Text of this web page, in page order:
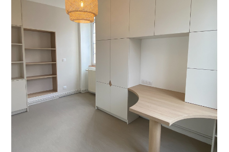
PROJETS SIGNATURES _
RÉVÉLEZ VOTRE UNIVERS
PRESTATIONS ET TARIFS
BLOG
CONTACT